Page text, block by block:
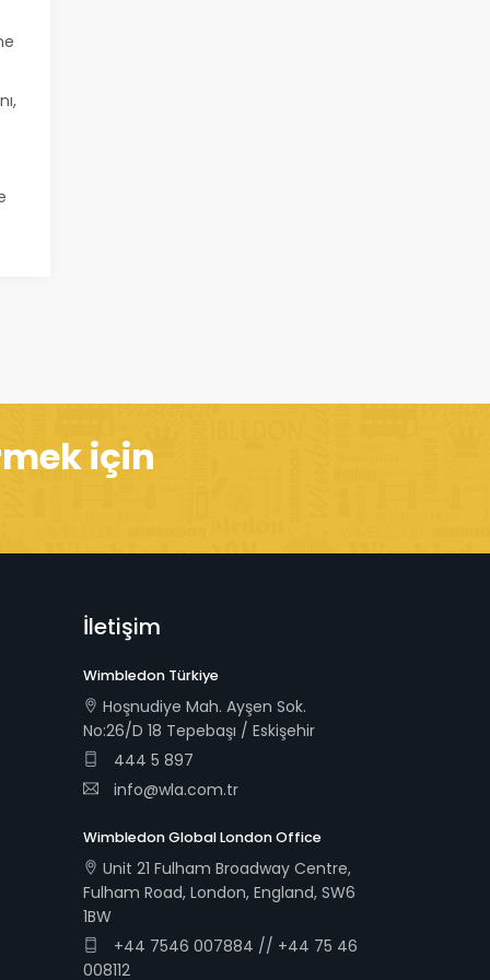
için
İletişim
Wimbledon Türkiye
Hoşnudiye Mah. Ayşen Sok.
No:26/D 18 Tepebaşı / Eskişehir
444 5 897
info@wla.com.tr
Wimbledon Global London Office
Unit 21 Fulham Broadway Centre,
Fulham Road, London, England, SW6
1BW
+44 7546 007884 // +44 75 46
008112